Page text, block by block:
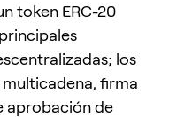
token ERC-20
los
firma
aprobación de